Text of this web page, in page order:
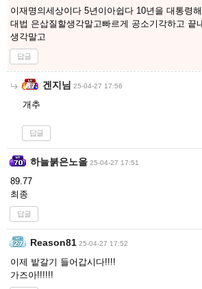
이재명의세상이다 5년이아쉽다 10년을 대통령
대법 은삽질할생각말고빠르게 공소기각하고 끝
생각말고
답글
겐지님 25-04-27 17:56
개추
답글
하늘붉은노을 25-04-27 17:51
89.77
최종
답글
Reason81 25-04-27 17:52
이제 밭갈기 들어갑시다!!!!
가즈아!!!!!!